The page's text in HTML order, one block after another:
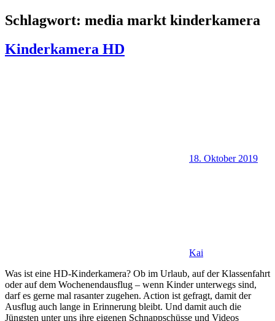
Schlagwort: media markt kinderkamera
Kinderkamera HD
18. Oktober 2019
Kai
Was ist eine HD-Kinderkamera? Ob im Urlaub, auf der Klassenfahrt
oder auf dem Wochenendausflug – wenn Kinder unterwegs sind,
darf es gerne mal rasanter zugehen. Action ist gefragt, damit der
Ausflug auch lange in Erinnerung bleibt. Und damit auch die
Jüngsten unter uns ihre eigenen Schnappschüsse und Videos